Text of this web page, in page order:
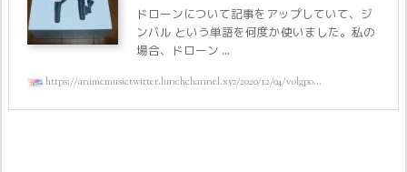
ドローンについて記事をアップしていて、ジ
ンバル という単語を何度か使いました。私の
場合、ドローン ...
https://animemusictwitter.lunchchannel.xyz/2020/12/04/volgpo...